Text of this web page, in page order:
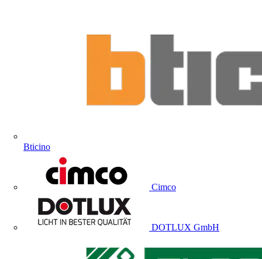
Bticino
Cimco
DOTLUX GmbH